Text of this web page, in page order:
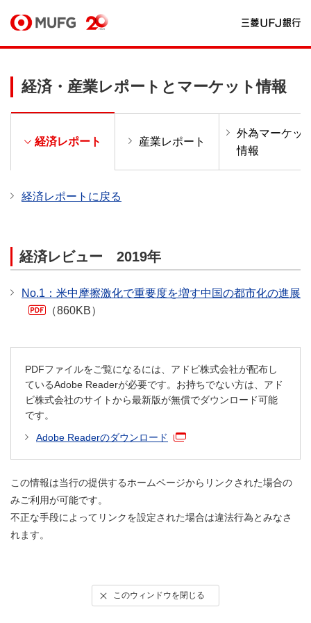
経済・産業レポートとマーケット情報
経済レポート 産業レポート
外為マーケッ
情報
経済レポートに戻る
経済レビュー 2019年
No.1：米中摩擦激化で重要度を増す中国の都市化の進展
（860KB）
PDFファイルをご覧になるには、アドビ株式会社が配布し
ているAdobe Readerが必要です。お持ちでない方は、アド
ビ株式会社のサイトから最新版が無償でダウンロード可能
です。
Adobe Readerのダウンロード
この情報は当行の提供するホームページからリンクされた場合の
みご利用が可能です。
不正な手段によってリンクを設定された場合は違法行為とみなさ
れます。
このウィンドウを閉じる